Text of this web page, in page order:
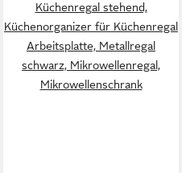
Küchenregal stehend,
Küchenorganizer für Küchenregal
Arbeitsplatte, Metallregal
schwarz, Mikrowellenregal,
Mikrowellenschrank